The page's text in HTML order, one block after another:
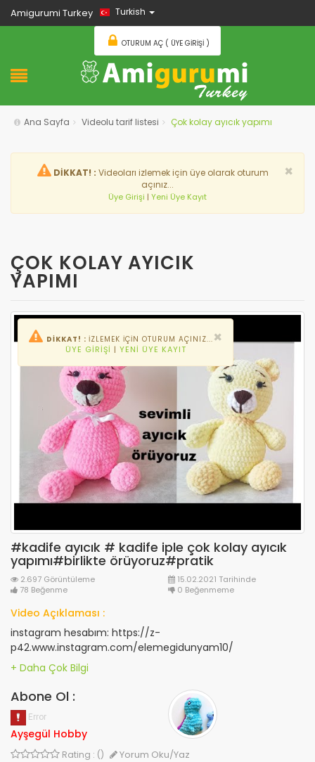
Amigurumi Turkey Turkish
OTURUM AÇ ( ÜYE GIRIŞI )
Ana Sayfa Videolu tarif listesi Çok kolay ayıcık yapımı
×
DİKKAT! : Videoları izlemek için üye olarak oturum
açınız...
Üye Girişi | Yeni Üye Kayıt
ÇOK KOLAY AYICIK
YAPIMI
×
DİKKAT! : İZLEMEK IÇIN OTURUM AÇINIZ...
ÜYE GIRIŞI | YENI ÜYE KAYIT
#kadife ayıcık # kadife iple çok kolay ayıcık
yapımı#birlikte örüyoruz#pratik
2.697 Görüntüleme
15.02.2021 Tarihinde
78 Beğenme
0 Beğenmeme
Video Açıklaması :
instagram hesabım: https://z-
p42.www.instagram.com/elemegidunyam10/
Abone Ol :
Ayşegül Hobby
Rating : () Yorum Oku/Yaz